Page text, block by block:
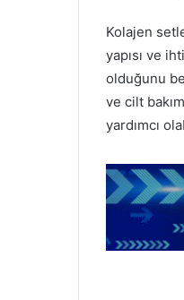
Kolajen
yapısı ve
olduğunu
ve cilt
yardımcı